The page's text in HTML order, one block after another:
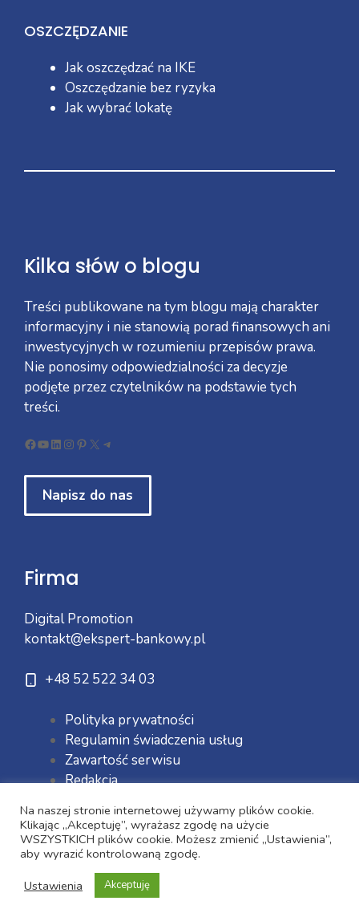
OSZCZĘDZANIE
Jak oszczędzać na IKE
Oszczędzanie bez ryzyka
Jak wybrać lokatę
Kilka słów o blogu
Treści publikowane na tym blogu mają charakter
informacyjny i nie stanowią porad finansowych ani
inwestycyjnych w rozumieniu przepisów prawa.
Nie ponosimy odpowiedzialności za decyzje
podjęte przez czytelników na podstawie tych
treści.
Facebook
YouTube
LinkedIn
Instagram
Pinterest
X Telegram
Napisz do nas
Firma
Digital Promotion
kontakt@ekspert-bankowy.pl
+48 52 522 34 03
Polityka prywatności
Regulamin świadczenia usług
Zawartość serwisu
Redakcja
Na naszej stronie internetowej używamy plików cookie.
Klikając „Akceptuję”, wyrażasz zgodę na użycie
WSZYSTKICH plików cookie. Możesz zmienić „Ustawienia”,
aby wyrazić kontrolowaną zgodę.
Ustawienia
Akceptuję